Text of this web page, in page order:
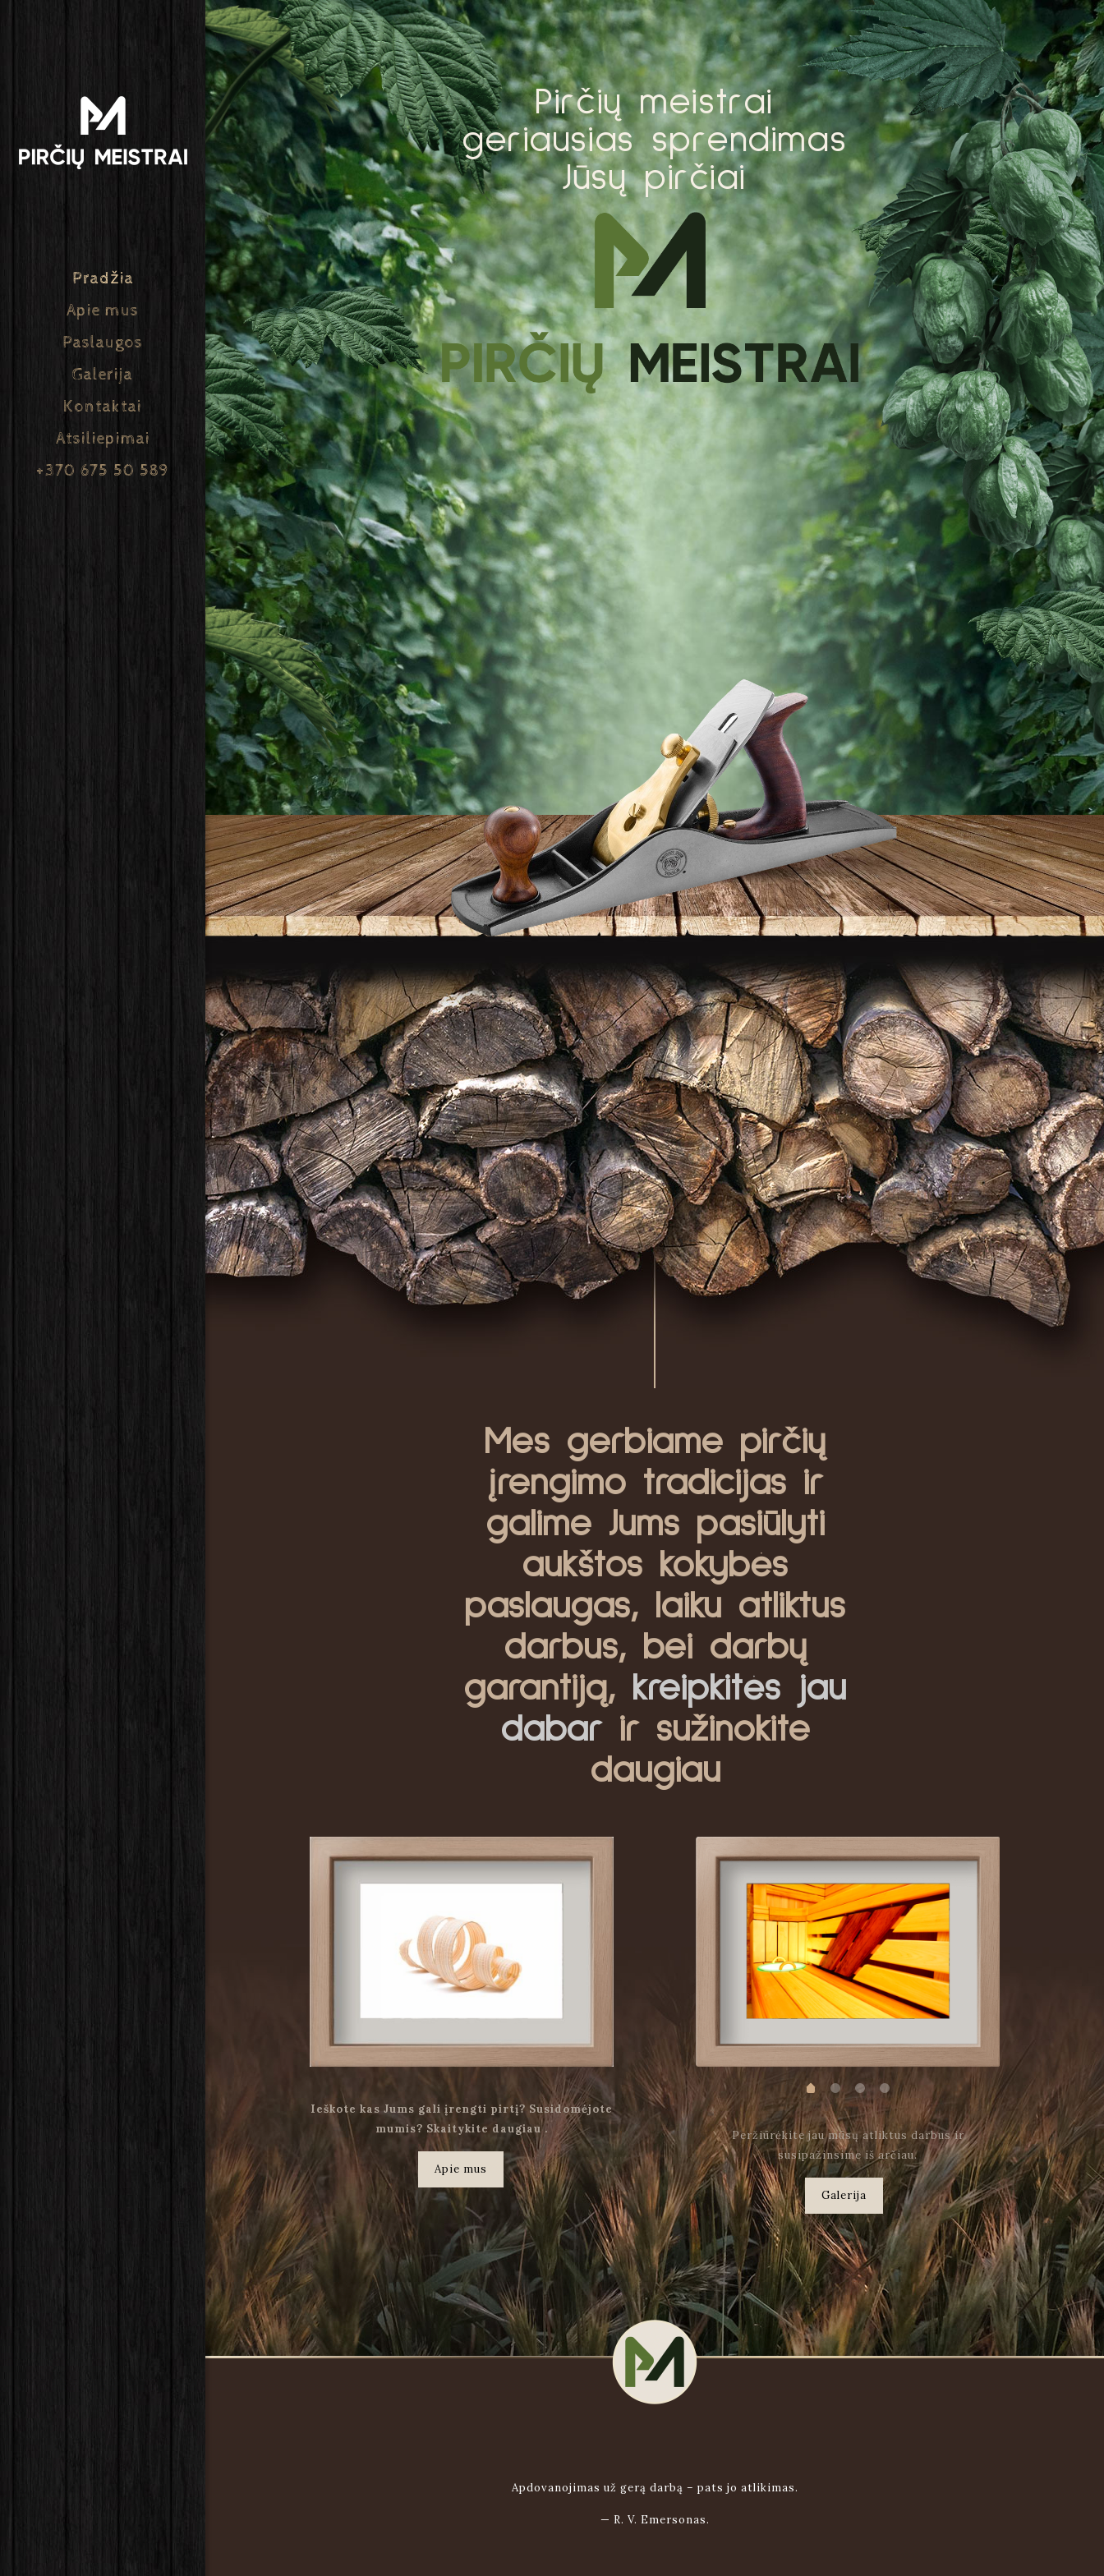
Pradžia
Apie mus
Paslaugos
Galerija
Kontaktai
Atsiliepimai
+370 675 50 589
Pirčių meistrai
geriausias sprendimas
Jūsų pirčiai
Mes gerbiame pirčių
įrengimo tradicijas ir
galime Jums pasiūlyti
aukštos kokybės
paslaugas, laiku atliktus
darbus, bei darbų
garantiją, kreipkitės jau
dabarir sužinokite
daugiau
Ieškote kas Jums gali įrengti pirtį? Susidomėjote
mumis? Skaitykite daugiau .
.
Apie mus
Peržiūrėkite jau mūsų atliktus darbus ir
susipažinsime iš arčiau.
Galerija
Apdovanojimas už gerą darbą – pats jo atlikimas.
— R. V. Emersonas.